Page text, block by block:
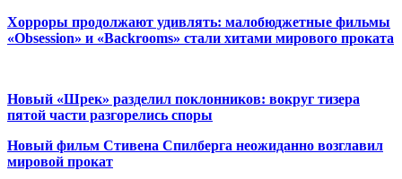
Хорроры продолжают удивлять: малобюджетные фильмы
«Obsession» и «Backrooms» стали хитами мирового проката
Новый «Шрек» разделил поклонников: вокруг тизера
пятой части разгорелись споры
Новый фильм Стивена Спилберга неожиданно возглавил
мировой прокат